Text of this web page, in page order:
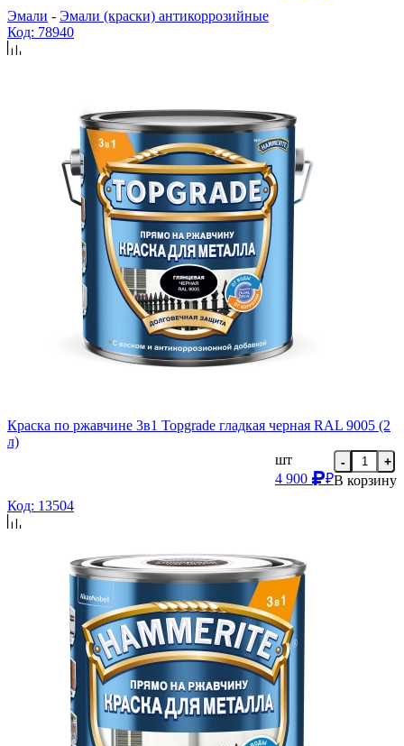
Эмали - Эмали (краски) антикоррозийные
Код: 78940
Краска по ржавчине 3в1 Topgrade гладкая черная RAL 9005 (2
л)
шт
4 900
₽
- +
В корзину
Код: 13504